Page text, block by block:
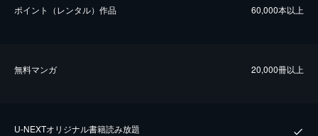
ポイント（レンタル）作品 60,000本以上
無料マンガ 20,000冊以上
U-NEXTオリジナル書籍読み放題